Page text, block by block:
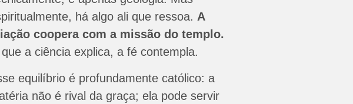
há algo ali que ressoa. A
coopera com a missão do templo.
a ciência explica, a fé contempla.
equilíbrio é profundamente católico: a
não é rival da graça; ela pode servir